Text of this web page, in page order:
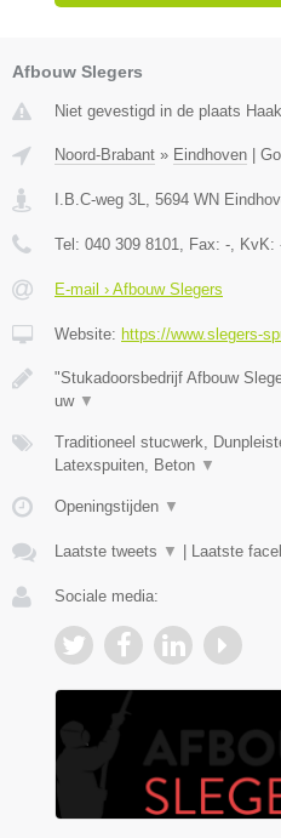
Afbouw Slegers
Niet gevestigd in de plaats
Noord-Brabant » Eindhoven |
I.B.C-weg 3L 5694 WN
Tel: 040 309 8101 , Fax: - , KvK:
E-mail › Afbouw Slegers
Website: https://www.slegers-
"Stukadoorsbedrijf Afbouw
uw ▼
Traditioneel stucwerk,
Latexspuiten, Beton ▼
Openingstijden ▼
Laatste tweets ▼ | Laatste
Sociale media: